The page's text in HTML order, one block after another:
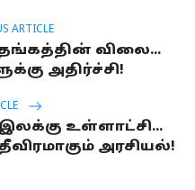
ARTICLE
தங்கத்தின் விலை...
அதிர்ச்சி!
உள்ளாட்சி...
அரசியல்!